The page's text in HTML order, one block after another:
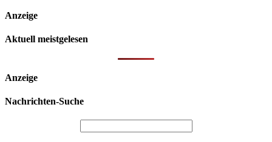
Anzeige
Aktuell meistgelesen
Anzeige
Nachrichten-Suche